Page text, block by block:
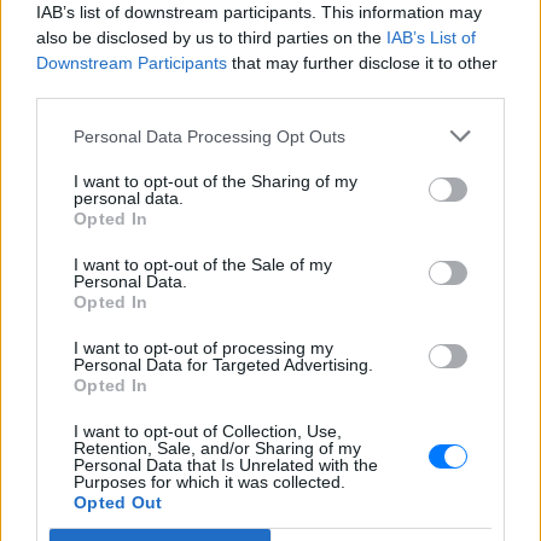
IAB’s list of downstream participants. This information may
also be disclosed by us to third parties on the IAB’s List of
Downstream Participants that may further disclose it to other
Personal Data Processing Opt Outs
I want to opt-out of the Sharing of my
personal data.
Opted In
I want to opt-out of the Sale of my
Personal Data.
Opted In
I want to opt-out of processing my
Personal Data for Targeted Advertising.
Opted In
I want to opt-out of Collection, Use,
Retention, Sale, and/or Sharing of my
Personal Data that Is Unrelated with the
Purposes for which it was collected.
Opted Out
22 χρόνια από τον θάνατο του
Δημήτρη Παπαμιχαήλ: Η
ανάρτηση της Φίνος Φιλμ για
το «γοητευτικό λεβεντόπαιδο
του ελληνικού σινεμά»
ΣΉΜΕΡΑ
καλλιτέχνη που αποτέλεσε, μαζί με την
Αλίκη, αναπόσπαστο κομμάτι της
Μαρίνα Βερνίκου: Πόζαρε με
ΣΉΜΕΡΑ
Η Μαρίνα Βερνίκου εξηγεί πώς να